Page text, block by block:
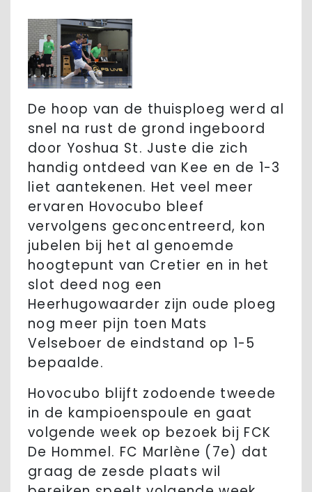
De hoop van de thuisploeg werd al
snel na rust de grond ingeboord
door Yoshua St. Juste die zich
handig ontdeed van Kee en de 1-3
liet aantekenen. Het veel meer
ervaren Hovocubo bleef
vervolgens geconcentreerd, kon
jubelen bij het al genoemde
hoogtepunt van Cretier en in het
slot deed nog een
Heerhugowaarder zijn oude ploeg
nog meer pijn toen Mats
Velseboer de eindstand op 1-5
bepaalde.
Hovocubo blijft zodoende tweede
in de kampioenspoule en gaat
volgende week op bezoek bij FCK
De Hommel. FC Marlène (7e) dat
graag de zesde plaats wil